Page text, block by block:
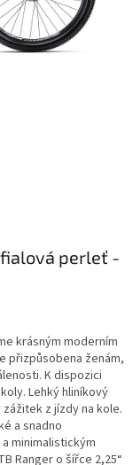
fialová perleť -
krásným moderním
přizpůsobena ženám,
K dispozici
Lehký hliníkový
z jízdy na kole.
a snadno
minimalistickým
Ranger o šířce 2,25“